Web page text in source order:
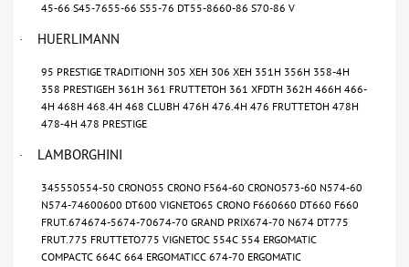
45-66 S45-7655-66 S55-76 DT55-8660-86 S70-86 V
· HUERLIMANN
95 PRESTIGE TRADITIONH 305 XEH 306 XEH 351H 356H 358-4H
358 PRESTIGEH 361H 361 FRUTTETOH 361 XFDTH 362H 466H 466-
4H 468H 468.4H 468 CLUBH 476H 476.4H 476 FRUTTETOH 478H
478-4H 478 PRESTIGE
· LAMBORGHINI
345550554-50 CRONO55 CRONO F564-60 CRONO573-60 N574-60
N574-74600600 DT600 VIGNETO65 CRONO F660660 DT660 F660
FRUT.674674-5674-70674-70 GRAND PRIX674-70 N674 DT775
FRUT.775 FRUTTETO775 VIGNETOC 554C 554 ERGOMATIC
COMPACTC 664C 664 ERGOMATICC 674-70 ERGOMATIC